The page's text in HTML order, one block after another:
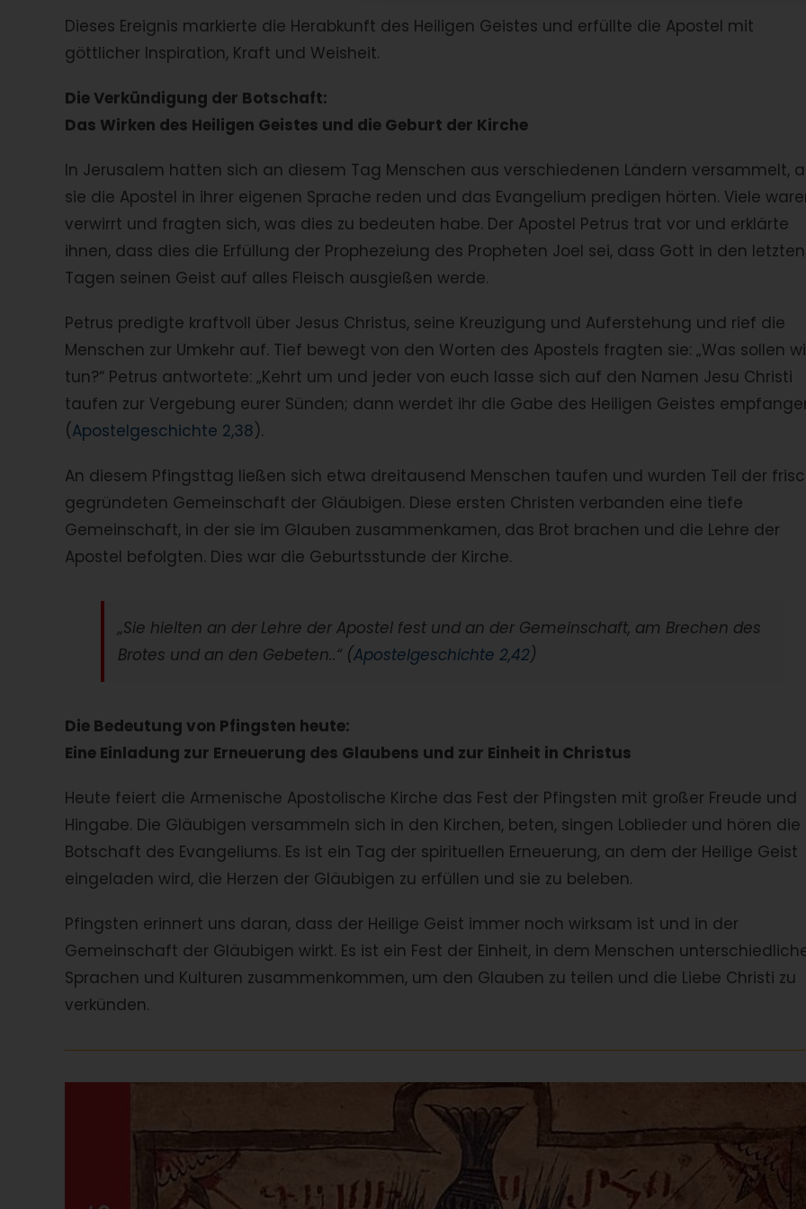
Dieses Ereignis markierte die Herabkunft des Heiligen Geistes und erfüllte die Apostel mit
göttlicher Inspiration, Kraft und Weisheit.
Die Verkündigung der Botschaft:
Das Wirken des Heiligen Geistes und die Geburt der Kirche
In Jerusalem hatten sich an diesem Tag Menschen aus verschiedenen Ländern versammelt,
sie die Apostel in ihrer eigenen Sprache reden und das Evangelium predigen hörten. Viele
verwirrt und fragten sich, was dies zu bedeuten habe. Der Apostel Petrus trat vor und erklärte
ihnen, dass dies die Erfüllung der Prophezeiung des Propheten Joel sei, dass Gott in den letzten
Tagen seinen Geist auf alles Fleisch ausgießen werde.
Petrus predigte kraftvoll über Jesus Christus, seine Kreuzigung und Auferstehung und rief die
Menschen zur Umkehr auf. Tief bewegt von den Worten des Apostels fragten sie: „Was sollen
tun?“ Petrus antwortete: „Kehrt um und jeder von euch lasse sich auf den Namen Jesu Christi
taufen zur Vergebung eurer Sünden; dann werdet ihr die Gabe des Heiligen Geistes
(Apostelgeschichte 2,38).
An diesem Pfingsttag ließen sich etwa dreitausend Menschen taufen und wurden Teil der
gegründeten Gemeinschaft der Gläubigen. Diese ersten Christen verbanden eine tiefe
Gemeinschaft, in der sie im Glauben zusammenkamen, das Brot brachen und die Lehre der
Apostel befolgten. Dies war die Geburtsstunde der Kirche.
„Sie hielten an der Lehre der Apostel fest und an der Gemeinschaft, am Brechen des
Brotes und an den Gebeten..“ (Apostelgeschichte 2,42)
Die Bedeutung von Pfingsten heute:
Eine Einladung zur Erneuerung des Glaubens und zur Einheit in Christus
Heute feiert die Armenische Apostolische Kirche das Fest der Pfingsten mit großer Freude und
Hingabe. Die Gläubigen versammeln sich in den Kirchen, beten, singen Loblieder und hören die
Botschaft des Evangeliums. Es ist ein Tag der spirituellen Erneuerung, an dem der Heilige Geist
eingeladen wird, die Herzen der Gläubigen zu erfüllen und sie zu beleben.
Pfingsten erinnert uns daran, dass der Heilige Geist immer noch wirksam ist und in der
Gemeinschaft der Gläubigen wirkt. Es ist ein Fest der Einheit, in dem Menschen
Sprachen und Kulturen zusammenkommen, um den Glauben zu teilen und die Liebe Christi zu
verkünden.